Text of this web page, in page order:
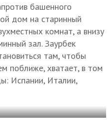
башенного
дом на старинный
комнат, а внизу
зал. Заурбек
там, чтобы
поближе, хватает, в том
Испании, Италии,